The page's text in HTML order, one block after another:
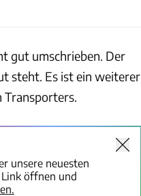
gut umschrieben. Der
steht. Es ist ein weiterer
unsere neuesten
öffnen und